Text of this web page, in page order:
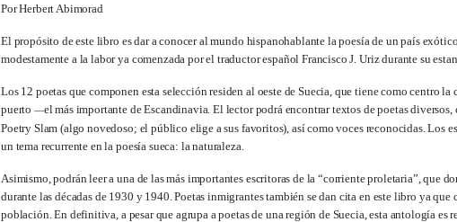
Por Herbert Abimorad
El propósito de este libro es dar a conocer al mundo hispanohablante la poesía de un país
modestamente a la labor ya comenzada por el traductor español Francisco J. Uriz durante su
Los 12 poetas que componen esta selección residen al oeste de Suecia, que tiene como centro la
puerto —el más importante de Escandinavia. El lector podrá encontrar textos de poetas diversos,
Poetry Slam (algo novedoso; el público elige a sus favoritos), así como voces reconocidas. Los
un tema recurrente en la poesía sueca: la naturaleza.
Asimismo, podrán leer a una de las más importantes escritoras de la “corriente proletaria”, que
durante las décadas de 1930 y 1940. Poetas inmigrantes también se dan cita en este libro ya
población. En definitiva, a pesar que agrupa a poetas de una región de Suecia, esta antología es